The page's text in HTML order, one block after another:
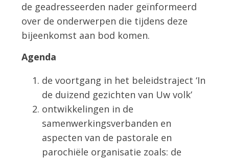
de geadresseerden nader geïnformeerd
over de onderwerpen die tijdens deze
bijeenkomst aan bod komen.
Agenda
de voortgang in het beleidstraject ‘In
de duizend gezichten van Uw volk’
ontwikkelingen in de
samenwerkingsverbanden en
aspecten van de pastorale en
parochiële organisatie zoals: de